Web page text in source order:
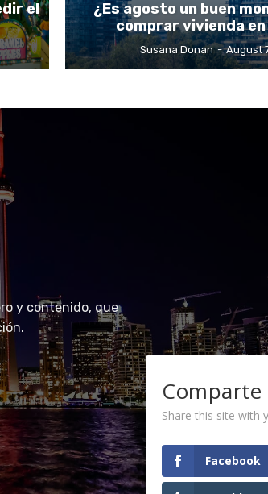
el
¿Es agosto un buen
comprar vivienda en
Susana Donan - August
y contenido, que
Share this site with
Facebook